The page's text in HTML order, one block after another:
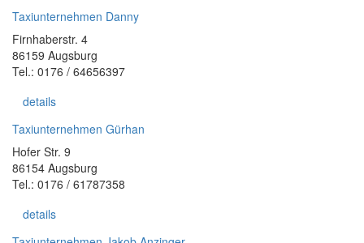
Taxiunternehmen Danny
Firnhaberstr. 4
86159 Augsburg
Tel.: 0176 / 64656397
details
Taxiunternehmen Gürhan
Hofer Str. 9
86154 Augsburg
Tel.: 0176 / 61787358
details